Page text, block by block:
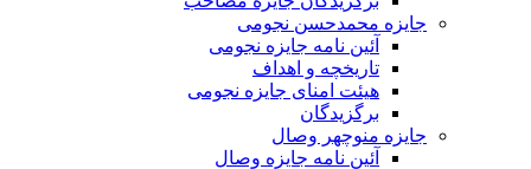
جایزه محمدحسن نجومی
آئین نامه جایزه نجومی
تاریخچه و اهداف
هیئت امنای جایزه نجومی
برگزیدگان
جایزه منوچهر وصال
آئین نامه جایزه وصال